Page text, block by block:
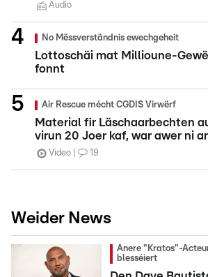
Audio
No Mëssverständnis ewechgeheit
Lottoschäi mat Millioune-
fonnt
Air Rescue mécht CGDIS Virwërf
Material fir Läschaarbechten
virun 20 Joer kaf, war awer ni
Video 19
Weider News
Anere "Kratos"-
blesséiert